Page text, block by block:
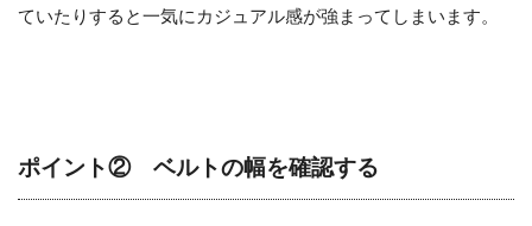
ていたりすると一気にカジュアル感が強まってしまいます。
ポイント② ベルトの幅を確認する